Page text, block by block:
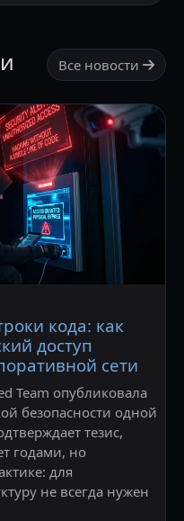
Все новости
кода: как
доступ
сети
Team опубликовала
безопасности одной
тезис,
годами, но
для
не всегда нужен